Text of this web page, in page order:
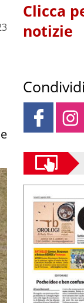
Clicca
notizie
Condividi